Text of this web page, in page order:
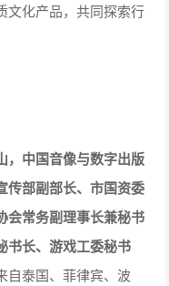
文化产品，共同探索行
中国音像与数字出版
部副部长、市国资委
会常务副理事长兼秘书
书长、游戏工委秘书
自泰国、菲律宾、波
表及国内各地方的领